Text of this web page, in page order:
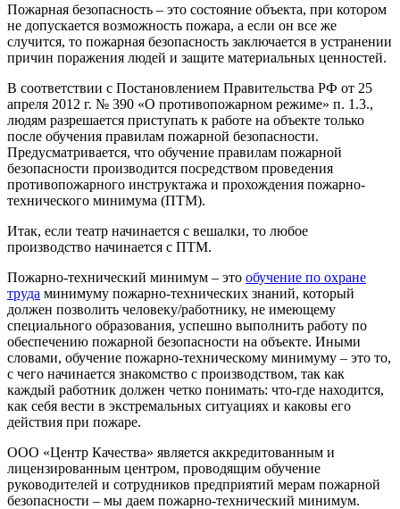
Пожарная безопасность – это состояние объекта, при котором
не допускается возможность пожара, а если он все же
случится, то пожарная безопасность заключается в устранении
причин поражения людей и защите материальных ценностей.
В соответствии с Постановлением Правительства РФ от 25
апреля 2012 г. № 390 «О противопожарном режиме» п. 1.3.,
людям разрешается приступать к работе на объекте только
после обучения правилам пожарной безопасности.
Предусматривается, что обучение правилам пожарной
безопасности производится посредством проведения
противопожарного инструктажа и прохождения пожарно-
технического минимума (ПТМ).
Итак, если театр начинается с вешалки, то любое
производство начинается с ПТМ.
Пожарно-технический минимум – это обучение по охране
труда минимуму пожарно-технических знаний, который
должен позволить человеку/работнику, не имеющему
специального образования, успешно выполнить работу по
обеспечению пожарной безопасности на объекте. Иными
словами, обучение пожарно-техническому минимуму – это то,
с чего начинается знакомство с производством, так как
каждый работник должен четко понимать: что-где находится,
как себя вести в экстремальных ситуациях и каковы его
действия при пожаре.
ООО «Центр Качества» является аккредитованным и
лицензированным центром, проводящим обучение
руководителей и сотрудников предприятий мерам пожарной
безопасности – мы даем пожарно-технический минимум.